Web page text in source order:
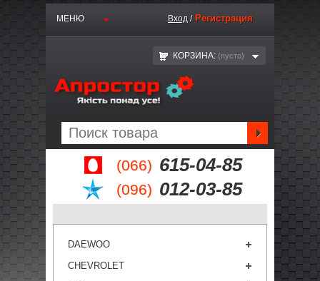
(066) 615-04-85
(096) 012-03-85
МЕНЮ Вход / Регистрация
КОРЗИНА: (пустo)
DAEWOO
CHEVROLET